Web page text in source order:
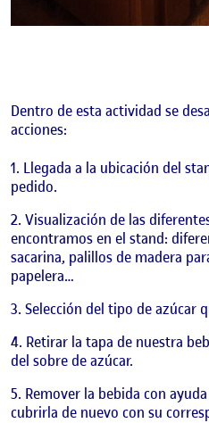
Dentro de esta actividad se
acciones:
Llegada a la ubicación del
pedido.
Visualización de las
encontramos en el stand:
sacarina, palillos de madera
papelera…
Selección del tipo de azúcar
Retirar la tapa de nuestra
del sobre de azúcar.
Remover la bebida con
cubrirla de nuevo con su